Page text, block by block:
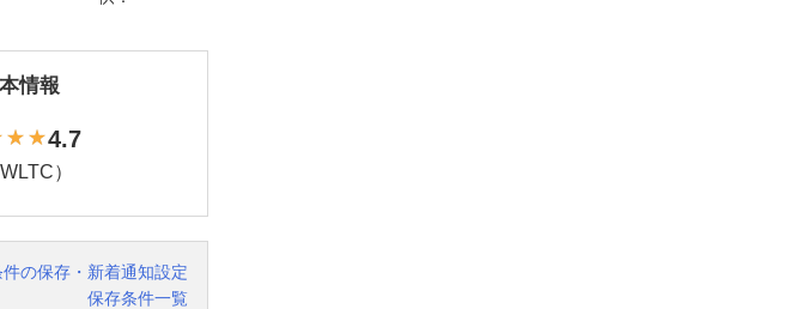
情報
4.7
）
の保存・新着通知設定
保存条件一覧